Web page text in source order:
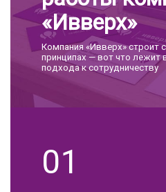
«Ивверх»
Компания «Ивверх» строит
принципах — вот что лежит
подхода к сотрудничеству
01